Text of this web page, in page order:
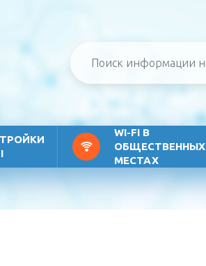
WI-FI В
ОБЩЕСТВЕННЫХ
МЕСТАХ